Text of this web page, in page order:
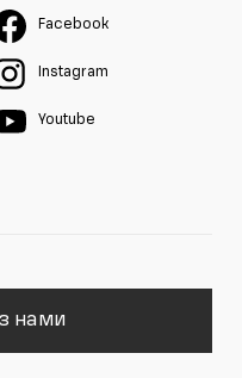
Facebook
Instagram
Youtube
нами